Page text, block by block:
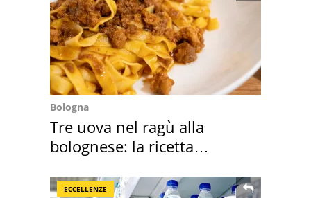
Bologna
Tre uova nel ragù alla
bolognese: la ricetta
ECCELLENZE